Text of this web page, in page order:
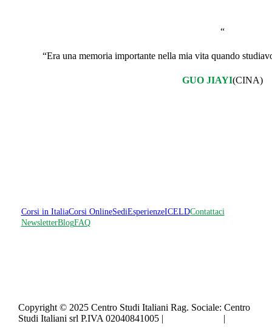
“
“Era una memoria importante nella mia vita quando
GUO JIAYI(CINA)
Corsi in ItaliaCorsi OnlineSediEsperienzeICELDContattaci
NewsletterBlogFAQ
Copyright © 2025 Centro Studi Italiani Rag. Sociale: Centro
Studi Italiani srl P.IVA 02040841005 |
|